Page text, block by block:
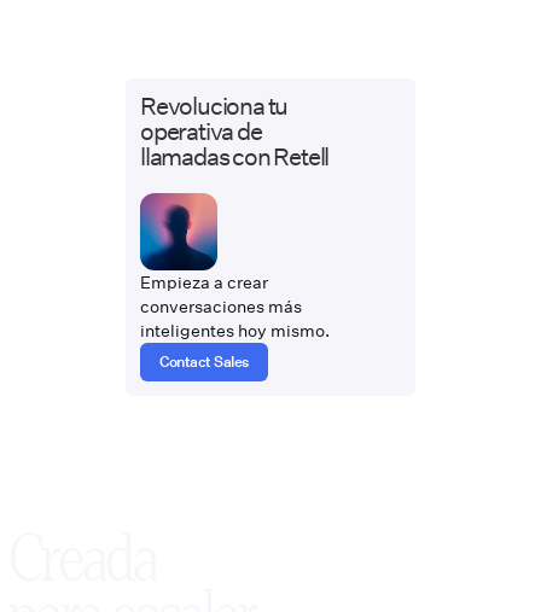
Revoluciona tu
operativa de
llamadas con Retell
Empieza a crear
conversaciones más
inteligentes hoy mismo.
Contact Sales